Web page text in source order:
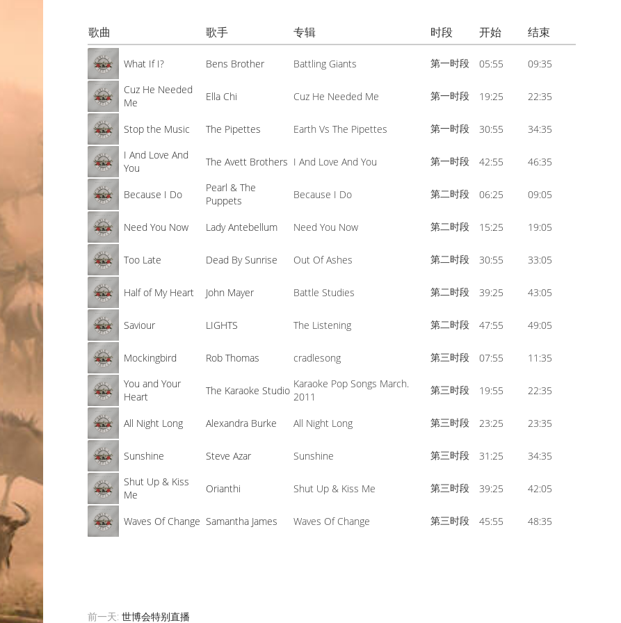
or
decrease
volume.
keys
increase
volume.
歌曲 歌手 专辑 时段 开始 结束
What If I? Bens Brother Battling Giants 第一时段 05:55
09:35
Cuz He Needed
Me
Ella Chi Cuz He Needed Me 第一时段 19:25 22:35
Stop the Music The Pipettes Earth Vs The Pipettes 第一时段 30:55
34:35
I And Love And
You
The Avett Brothers I And Love And You 第一时段 42:55 46:35
Because I Do
Pearl & The
Puppets
Because I Do 第二时段 06:25 09:05
Need You Now Lady Antebellum Need You Now 第二时段 15:25 19:05
Too Late Dead By Sunrise Out Of Ashes 第二时段 30:55 33:05
Half of My Heart John Mayer Battle Studies 第二时段 39:25 43:05
Saviour LIGHTS The Listening 第二时段 47:55 49:05
Mockingbird Rob Thomas cradlesong 第三时段 07:55
11:35
You and Your
Heart
The Karaoke Studio
Karaoke Pop Songs March.
2011
第三时段 19:55 22:35
All Night Long Alexandra Burke All Night Long 第三时段 23:25 23:35
Sunshine Steve Azar Sunshine 第三时段 31:25
34:35
Shut Up & Kiss
Me
Orianthi Shut Up & Kiss Me 第三时段 39:25 42:05
Waves Of Change Samantha James Waves Of Change 第三时段 45:55 48:35
前一天:世博会特别直播